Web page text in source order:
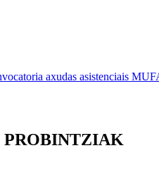
axudas asistenciais